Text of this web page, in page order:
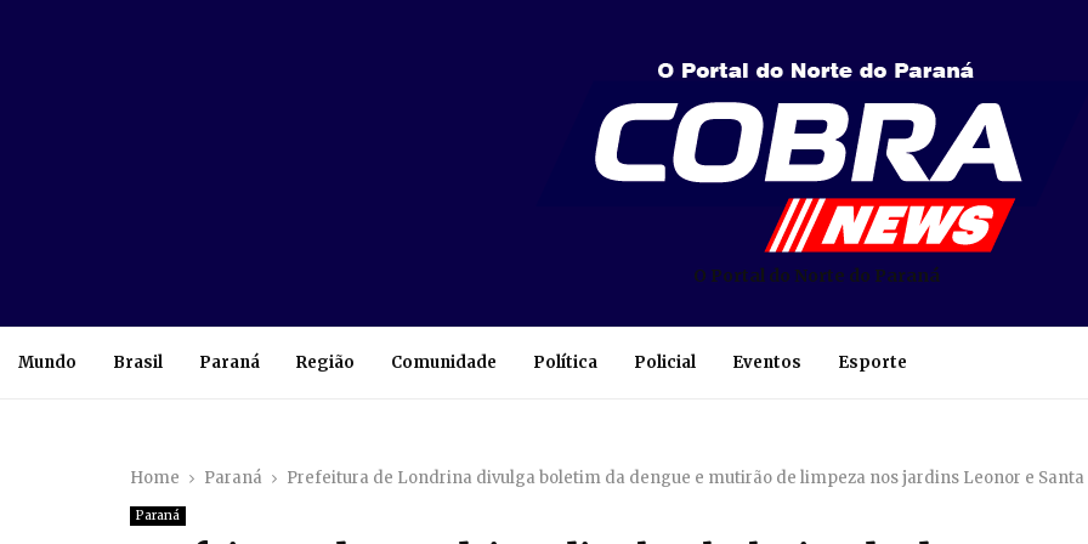
O Portal do Norte do Paraná
Mundo Brasil Paraná Região Comunidade Política Policial Eventos Esporte
Home Paraná Prefeitura de Londrina divulga boletim da dengue e mutirão de limpeza nos jardins Leonor e Santa
Paraná